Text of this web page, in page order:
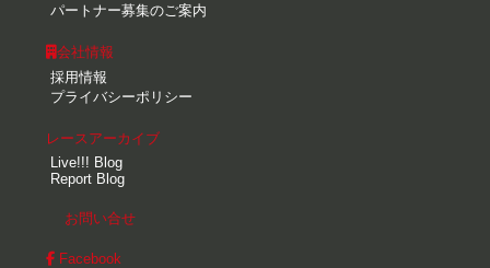
パートナー募集のご案内
会社情報
採用情報
プライバシーポリシー
レースアーカイブ
Live!!! Blog
Report Blog
お問い合せ
Facebook